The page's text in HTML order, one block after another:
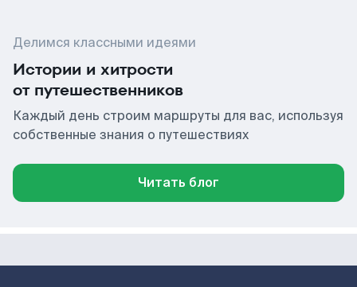
Делимся классными идеями
Истории и хитрости
от путешественников
Каждый день строим маршруты для вас, используя
собственные знания о путешествиях
Читать блог